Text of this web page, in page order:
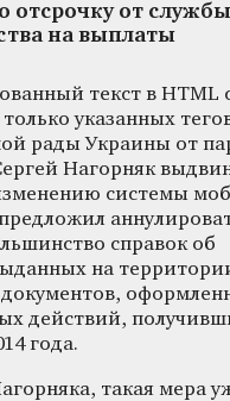
отсрочку от
на выплаты
текст в HTML
указанных
рады Украины от
Нагорняк
системы
справок об
на
действий,
года.
такая мера